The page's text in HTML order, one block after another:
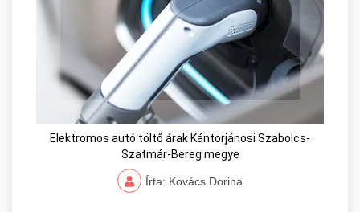
Elektromos autó töltő árak Kántorjánosi Szabolcs-
Szatmár-Bereg megye
Írta: Kovács Dorina